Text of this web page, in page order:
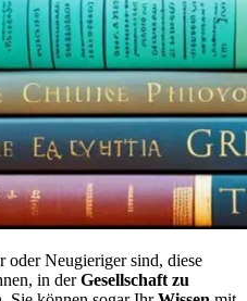
oder Neugieriger sind, diese
in derGesellschaft zu